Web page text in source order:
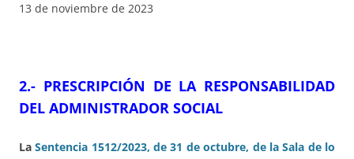
13 de noviembre de 2023
2.- PRESCRIPCIÓN DE LA RESPONSABILIDAD
DEL ADMINISTRADOR SOCIAL
LaSentencia 1512/2023, de 31 de octubre, de la Sala de lo